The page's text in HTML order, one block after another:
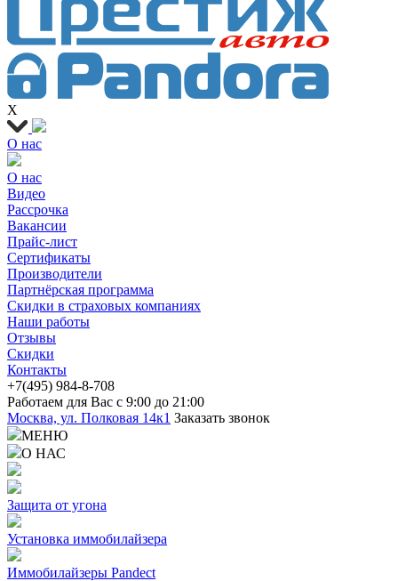
X
О нас
О нас
Видео
Рассрочка
Вакансии
Прайс-лист
Сертификаты
Производители
Партнёрская программа
Скидки в страховых компаниях
Наши работы
Отзывы
Скидки
Контакты
+7(495) 984-8-708
Работаем для Вас с 9:00 до 21:00
Москва, ул. Полковая 14к1 Заказать звонок
МЕНЮ
О НАС
Защита от угона
Установка иммобилайзера
Иммобилайзеры Pandect